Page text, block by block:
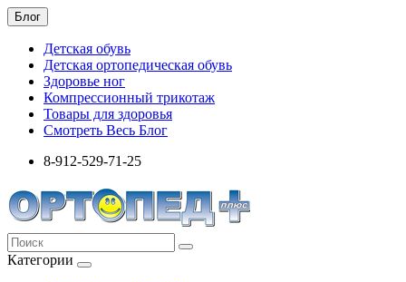
Блог
Детская обувь
Детская ортопедическая обувь
Здоровье ног
Компрессионный трикотаж
Товары для здоровья
Смотреть Весь Блог
8-912-529-71-25
Категории